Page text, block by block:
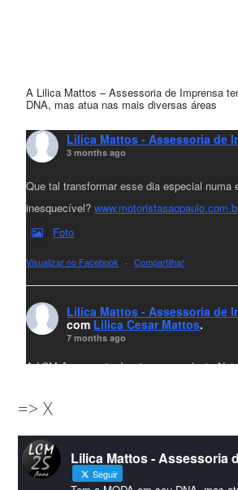
A Lilica Mattos – Assessoria de Imprensa
DNA, mas atua nas mais diversas áreas
Lilica Mattos - Assessoria de
3 months ago
Que tal transformar esse dia especial numa
inesquecível?
Foto
Visualizar no Facebook · Compartilhar
Lilica Mattos - Assessoria de
com Lilica Cesar Mattos.
7 months ago
A LCM Assessoria deseja um excelente
amigos que sempre nos
#lcmassessoriassessoria#natal
#HappyNewYear
Foto
=> X
Lilica Mattos - Assessoria
Seguir